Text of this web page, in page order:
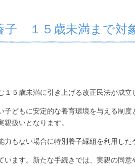
子 １５歳未満まで対
５歳未満に引き上げる改正民法が成立
どもに安定的な養育環境を与える制
扱いとなります。
もない場合に特別養子縁組を利用した
ます。新たな手続きでは、実親の同